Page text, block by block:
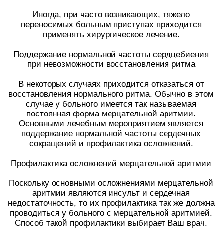
Иногда, при часто возникающих, тяжело
переносимых больным приступах приходится
применять хирургическое лечение.
Поддержание нормальной частоты сердцебиения
при невозможности восстановления ритма
В некоторых случаях приходится отказаться от
восстановления нормального ритма. Обычно в этом
случае у больного имеется так называемая
постоянная форма мерцательной аритмии.
Основными лечебным мероприятием является
поддержание нормальной частоты сердечных
сокращений и профилактика осложнений.
Профилактика осложнений мерцательной аритмии
Поскольку основными осложнениями мерцательной
аритмии являются инсульт и сердечная
недостаточность, то их профилактика так же должна
проводиться у больного с мерцательной аритмией.
Способ такой профилактики выбирает Ваш врач.